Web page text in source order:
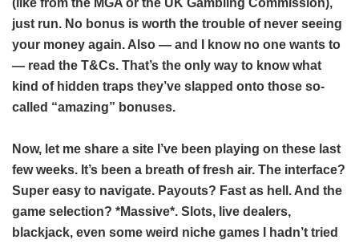
just run. No bonus is worth the trouble of never seeing
your money again. Also — and I know no one wants to
— read the T&Cs. That’s the only way to know what
kind of hidden traps they’ve slapped onto those so-
called “amazing” bonuses.
Now, let me share a site I’ve been playing on these last
few weeks. It’s been a breath of fresh air. The interface?
Super easy to navigate. Payouts? Fast as hell. And the
game selection? *Massive*. Slots, live dealers,
blackjack, even some weird niche games I hadn’t tried